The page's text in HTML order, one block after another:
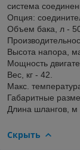
система
Опция:
Объем бака, л -
Высота напора,
Мощность
Вес, кг - 42.
Макс.
Габаритные
Длина шлангов, м
Скрыть